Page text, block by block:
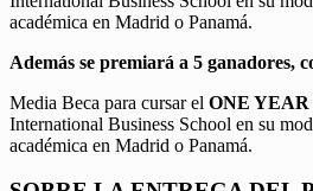
académica en Madrid o Panamá.
Además se premiará a 5 ganadores,
Media Beca para cursar el ONE
International Business School en su
académica en Madrid o Panamá.